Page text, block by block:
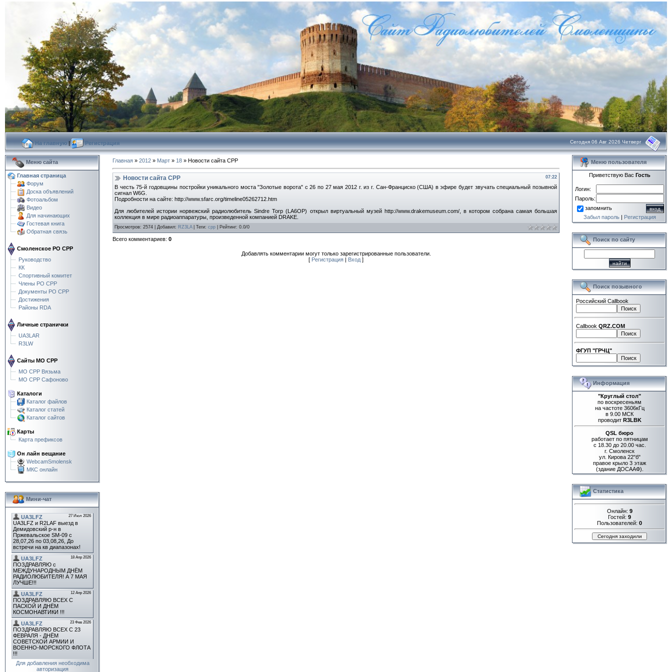
На главную| Регистрация Сегодня 06 Авг 2026 Четверг
Меню сайта
Главная страница
Форум
Доска объявлений
Фотоальбом
Видео
Для начинающих
Гостевая книга
Обратная связь
Смоленское РО СРР
Руководство
КК
Спортивный комитет
Члены РО СРР
Документы РО СРР
Достижения
Районы RDA
Личные странички
UA3LAR
R3LW
Сайты МО СРР
МО СРР Вязьма
МО СРР Сафоново
Каталоги
Каталог файлов
Каталог статей
Каталог сайтов
Карты
Карта префиксов
Он лайн вещание
WebcamSmolensk
МКС онлайн
Мини-чат
Для добавления необходима
авторизация
Главная » 2012 » Март » 18 » Новости сайта СРР
07:22
Новости сайта СРР
В честь 75-й годовщины постройки уникального моста "Золотые ворота" с 26 по 27 мая 2012 г. из г. Сан-Франциско (США) в эфире будет звучать специальный позывной
сигнал W6G.
Подробности на сайте: http://www.sfarc.org/timeline05262712.htm
Для любителей истории норвежский радиолюбитель Sindre Torp (LA6OP) открыл виртуальный музей http://www.drakemuseum.com/, в котором собрана самая большая
коллекция в мире радиоаппаратуры, произведенной компанией DRAKE.
Просмотров: 2574 Добавил: RZ3LA Теги: срр Рейтинг: 0.0/0
Всего комментариев: 0
Добавлять комментарии могут только зарегистрированные пользователи.
[ Регистрация | Вход ]
Меню пользователя
Приветствую Вас Гость
Логин:
Пароль:
запомнить
Забыл пароль| Регистрация
Поиск по сайту
Поиск позывного
Российский Callbook
Callbook QRZ.COM
ФГУП "ГРЧЦ"
Информация
"Круглый стол"
по воскресеньям
на частоте 3606кГц
в 9.00 МСК
проводит R3LBK
QSL бюро
работает по пятницам
с 18.30 до 20.00 час.
г. Смоленск
ул. Кирова 22"б"
правое крыло 3 этаж
(здание ДОСААФ).
Статистика
Онлайн: 9
Гостей: 9
Пользователей: 0